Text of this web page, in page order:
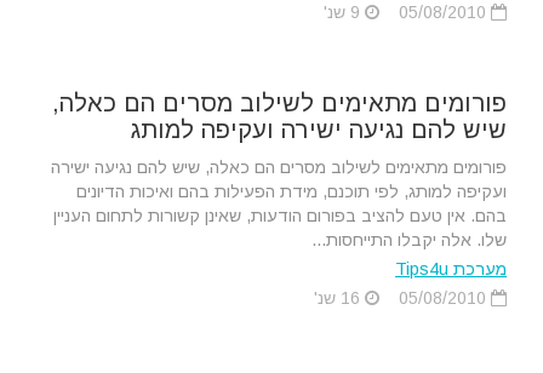
פורומים מתאימים לשילוב מסרים הם כאלה,
שיש להם נגיעה ישירה ועקיפה למותג
פורומים מתאימים לשילוב מסרים הם כאלה, שיש להם נגיעה ישירה
ועקיפה למותג, לפי תוכנם, מידת הפעילות בהם ואיכות הדיונים
בהם. אין טעם להציב בפורום הודעות, שאינן קשורות לתחום העניין
שלו. אלה יקבלו התייחסות...
מערכת Tips4u